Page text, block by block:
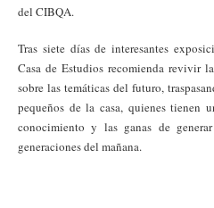
del CIBQA.
Tras siete días de interesantes
Casa de Estudios recomienda revivir
sobre las temáticas del futuro,
pequeños de la casa, quienes tienen
conocimiento y las ganas de
generaciones del mañana.